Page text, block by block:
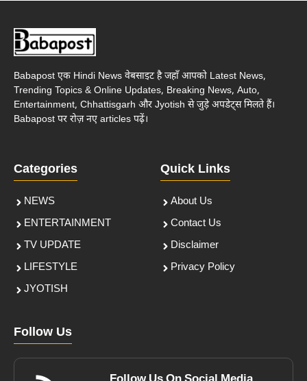
Babapost एक Hindi News वेबसाइट है जहाँ आपको Latest News,
Trending Topics & Online Updates, Breaking News, Auto,
Entertainment, Chhattisgarh और Jyotish से जुड़े अपडेट्स मिलते हैं।
Babapost पर रोज़ नए articles पढ़ें।
Categories
NEWS
ENTERTAINMENT
TV UPDATE
LIFESTYLE
JYOTISH
Quick Links
About Us
Contact Us
Disclaimer
Privacy Policy
Follow Us